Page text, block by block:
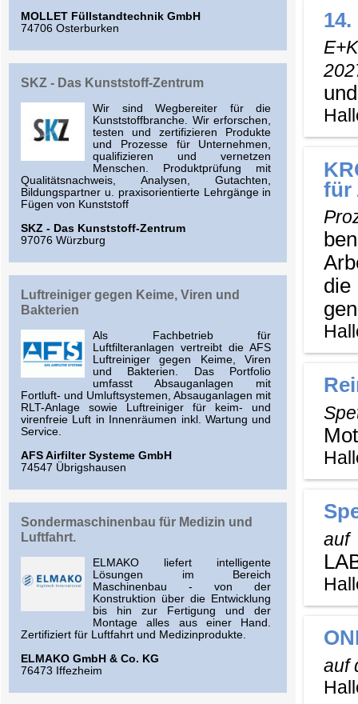
MOLLET Füllstandtechnik GmbH
74706 Osterburken
SKZ - Das Kunststoff-Zentrum
Wir sind Wegbereiter für die
Kunststoffbranche. Wir erforschen,
testen und zertifizieren Produkte
und Prozesse für Unternehmen,
qualifizieren und vernetzen
Menschen. Produktprüfung mit
Qualitätsnachweis, Analysen, Gutachten,
Bildungspartner u. praxisorientierte Lehrgänge in
Fügen von Kunststoff
SKZ - Das Kunststoff-Zentrum
97076 Würzburg
Luftreiniger gegen Keime, Viren und
Bakterien
Als Fachbetrieb für
Luftfilteranlagen vertreibt die AFS
Luftreiniger gegen Keime, Viren
und Bakterien. Das Portfolio
umfasst Absauganlagen mit
Fortluft- und Umluftsystemen, Absauganlagen mit
RLT-Anlage sowie Luftreiniger für keim- und
virenfreie Luft in Innenräumen inkl. Wartung und
Service.
AFS Airfilter Systeme GmbH
74547 Übrigshausen
Sondermaschinenbau für Medizin und
Luftfahrt.
ELMAKO liefert intelligente
Lösungen im Bereich
Maschinenbau - von der
Konstruktion über die Entwicklung
bis hin zur Fertigung und der
Montage alles aus einer Hand.
Zertifiziert für Luftfahrt und Medizinprodukte.
ELMAKO GmbH & Co. KG
76473 Iffezheim
14.
für
die
auf
auf